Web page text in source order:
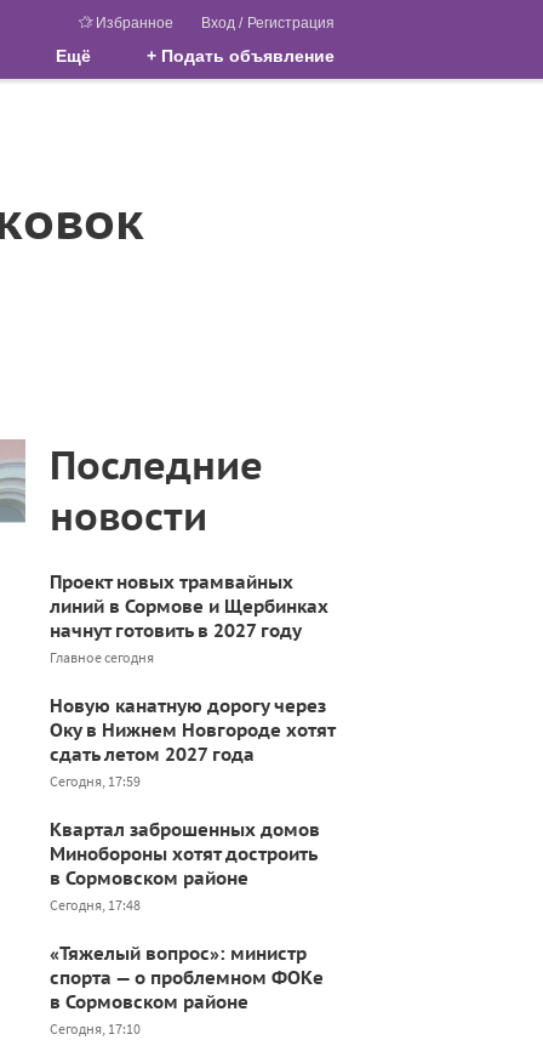
Избранное Вход / Регистрация
Ещё + Подать объявление
Последние
новости
Проект новых трамвайных
линий в Сормове и Щербинках
начнут готовить в 2027 году
Главное сегодня
Новую канатную дорогу через
Оку в Нижнем Новгороде хотят
сдать летом 2027 года
Сегодня, 17:59
Квартал заброшенных домов
Минобороны хотят достроить
в Сормовском районе
Сегодня, 17:48
«Тяжелый вопрос»: министр
спорта — о проблемном ФОКе
в Сормовском районе
Сегодня, 17:10